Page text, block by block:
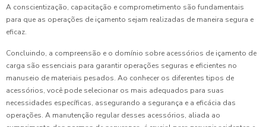
A conscientização, capacitação e comprometimento são fundamentais
para que as operações de içamento sejam realizadas de maneira segura e
eficaz.
Concluindo, a compreensão e o domínio sobre acessórios de içamento de
carga são essenciais para garantir operações seguras e eficientes no
manuseio de materiais pesados. Ao conhecer os diferentes tipos de
acessórios, você pode selecionar os mais adequados para suas
necessidades específicas, assegurando a segurança e a eficácia das
operações. A manutenção regular desses acessórios, aliada ao